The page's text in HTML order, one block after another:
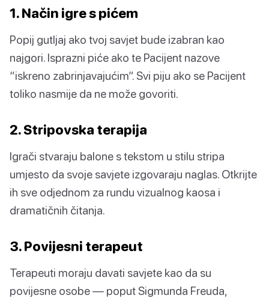
1. Način igre s pićem
Popij gutljaj ako tvoj savjet bude izabran kao
najgori. Isprazni piće ako te Pacijent nazove
“iskreno zabrinjavajućim”. Svi piju ako se Pacijent
toliko nasmije da ne može govoriti.
2. Stripovska terapija
Igrači stvaraju balone s tekstom u stilu stripa
umjesto da svoje savjete izgovaraju naglas. Otkrijte
ih sve odjednom za rundu vizualnog kaosa i
dramatičnih čitanja.
3. Povijesni terapeut
Terapeuti moraju davati savjete kao da su
povijesne osobe — poput Sigmunda Freuda,